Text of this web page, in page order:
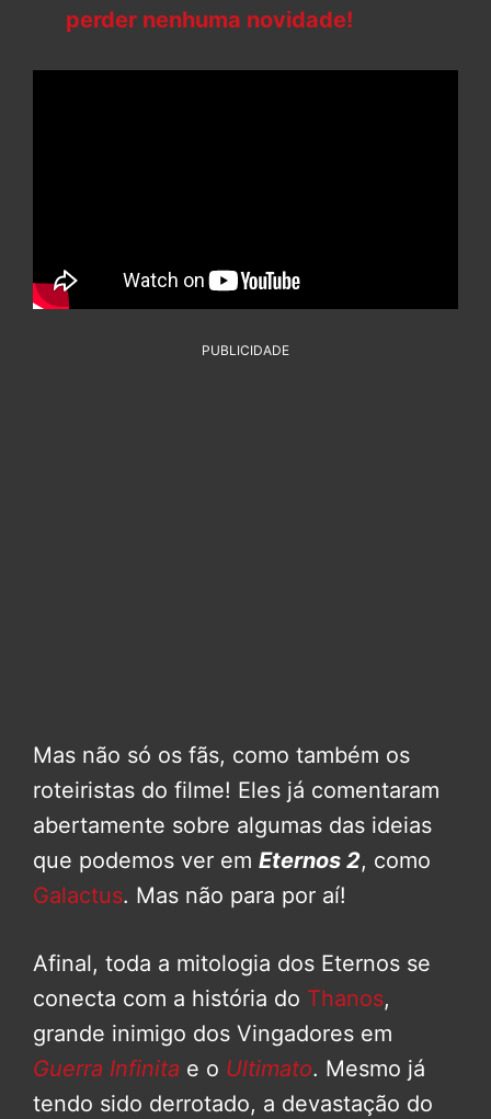
perder nenhuma novidade!
PUBLICIDADE
Mas não só os fãs, como também os
roteiristas do filme! Eles já comentaram
abertamente sobre algumas das ideias
que podemos ver em Eternos 2, como
Galactus. Mas não para por aí!
Afinal, toda a mitologia dos Eternos se
conecta com a história do Thanos,
grande inimigo dos Vingadores em
Guerra Infinita e o Ultimato. Mesmo já
tendo sido derrotado, a devastação do